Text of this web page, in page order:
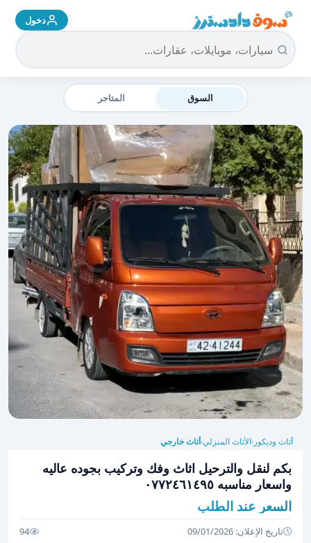
سوق دادسترز الرئيسية دخول
السوق المتاجر
أثاث وديكور ›الأثاث المنزلي›أثاث خارجي
بكم لنقل والترحيل اثاث وفك وتركيب بجوده عاليه
واسعار مناسبه ٠٧٧٢٤٦١٤٩٥
السعر عند الطلب
تاريخ الإعلان: 09/01/2026 94